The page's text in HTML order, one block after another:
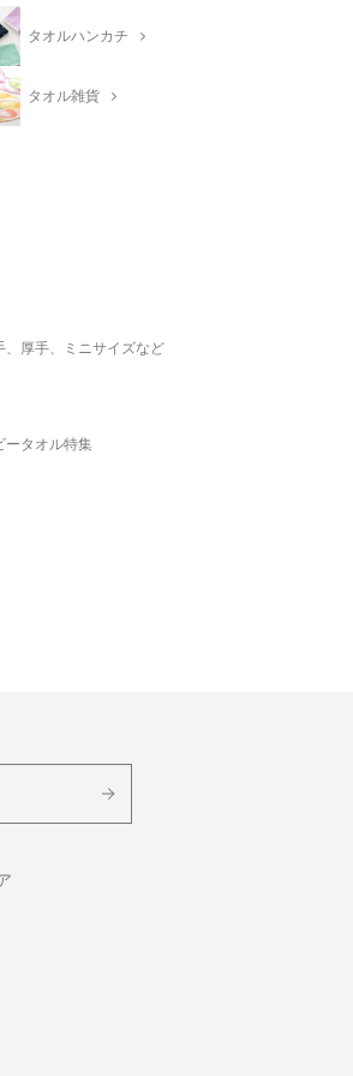
タオルハンカチ
タオル雑貨
、厚手、ミニサイズなど
ータオル特集